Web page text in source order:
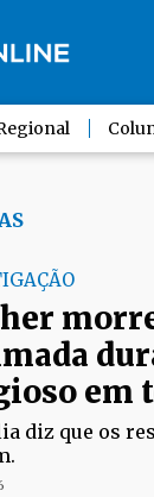
em
diz que os